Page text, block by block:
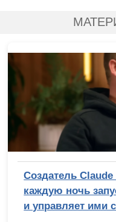
Создатель Claude
каждую ночь
и управляет ими